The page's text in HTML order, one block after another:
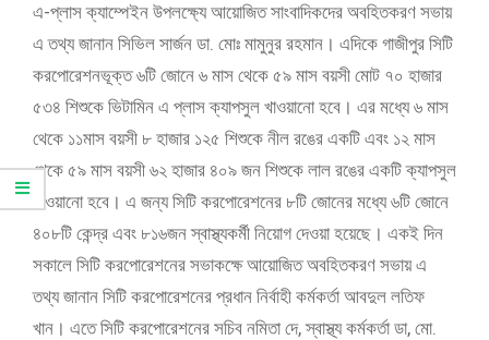
এ-প্লাস ক্যাম্পেইন উপলক্ষ্যে আয়োজিত সাংবাদিকদের অবহিতকরণ সভায়
এ তথ্য জানান সিভিল সার্জন ডা. মোঃ মামুনুর রহমান। এদিকে গাজীপুর সিটি
করপোরেশনভূক্ত ৬টি জোনে ৬ মাস থেকে ৫৯ মাস বয়সী মোট ৭০ হাজার
৫৩৪ শিশুকে ভিটামিন এ প্লাস ক্যাপসুল খাওয়ানো হবে। এর মধ্যে ৬ মাস
থেকে ১১মাস বয়সী ৮ হাজার ১২৫ শিশুকে নীল রঙের একটি এবং ১২ মাস
থেকে ৫৯ মাস বয়সী ৬২ হাজার ৪০৯ জন শিশুকে লাল রঙের একটি ক্যাপসুল
খাওয়ানো হবে। এ জন্য সিটি করপোরেশনের ৮টি জোনের মধ্যে ৬টি জোনে
৪০৮টি কেন্দ্র এবং ৮১৬জন স্বাস্থ্যকর্মী নিয়োগ দেওয়া হয়েছে। একই দিন
সকালে সিটি করপোরেশনের সভাকক্ষে আয়োজিত অবহিতকরণ সভায় এ
তথ্য জানান সিটি করপোরেশনের প্রধান নির্বাহী কর্মকর্তা আবদুল লতিফ
খান। এতে সিটি করপোরেশনের সচিব নমিতা দে, স্বাস্থ্য কর্মকর্তা ডা, মো.